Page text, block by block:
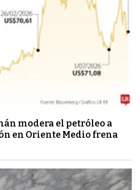
modera el petróleo a
en Oriente Medio frena